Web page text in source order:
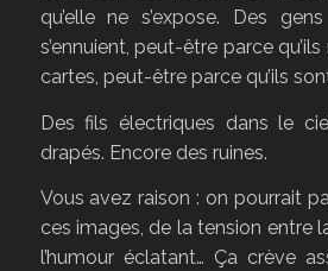
qu’elle ne s’expose. Des
s’ennuient, peut-être parce
cartes, peut-être parce qu’ils
Des fils électriques dans le
drapés. Encore des ruines.
Vous avez raison : on pourrait
ces images, de la tension entre
l’humour éclatant… Ça crève